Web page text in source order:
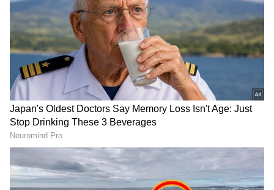
ಅಪ್ಡೇಟ್‌ಗಳಿಗಾಗಿ ಏಷ್ಯಾನೆಟ್ ಸುವರ್ಣ ನ್ಯೂಸ್‌ ಫಾಲೋ
ಮಾಡಿ. ಬ್ರೇಕಿಂಗ್ ಸುದ್ದಿ (Latest Kannada News),
ವಿಶೇಷ ವರದಿಗಳು ಮತ್ತು ನೇರ ಪ್ರಸಾರಗಳೊಂದಿಗೆ
(kannada news live ) ಸಂಪೂರ್ಣ ಮಾಹಿತಿ ಒಂದೇ
ಕ್ಲಿಕ್‌ನಲ್ಲಿ ಲಭ್ಯ. ಏಷ್ಯಾನೆಟ್ ಸುವರ್ಣ ನ್ಯೂಸ್ ಅಧಿಕೃತ
ಆ್ಯಪ್ ಡೌನ್‌ಲೋಡ್ ಮಾಡಿ ಹಾಗು ಎಲ್ಲಾ ಅಪ್‌ಡೇಟ್
ಗಳನ್ನು ಪಡೆಯಿರಿ